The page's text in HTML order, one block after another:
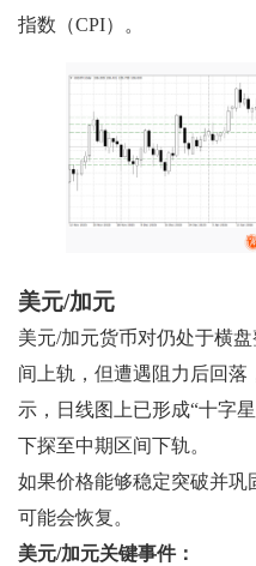
指数（CPI）。
美元/加元
美元/加元货币对仍处于横
间上轨，但遭遇阻力后回落
示，日线图上已形成“十字
下探至中期区间下轨。
如果价格能够稳定突破并巩
可能会恢复。
美元/加元关键事件：